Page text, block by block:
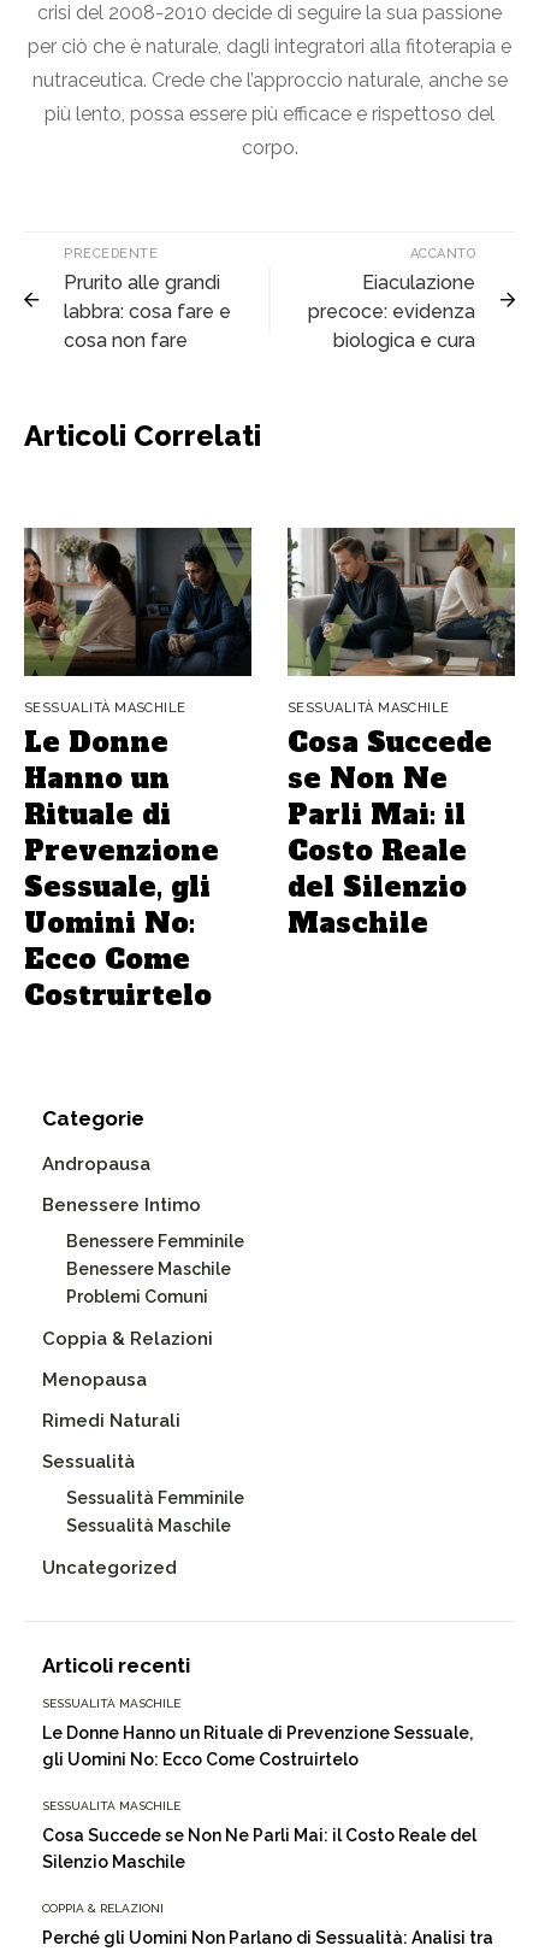
crisi del 2008-2010 decide di seguire la sua passione
per ciò che è naturale, dagli integratori alla fitoterapia e
nutraceutica. Crede che l’approccio naturale, anche se
più lento, possa essere più efficace e rispettoso del
corpo.
PRECEDENTE
Prurito alle grandi
labbra: cosa fare e
cosa non fare
ACCANTO
Eiaculazione
precoce: evidenza
biologica e cura
Articoli Correlati
SESSUALITÀ MASCHILE
Le Donne
Hanno un
Rituale di
Prevenzione
Sessuale, gli
Uomini No:
Ecco Come
Costruirtelo
SESSUALITÀ MASCHILE
Cosa Succede
se Non Ne
Parli Mai: il
Costo Reale
del Silenzio
Maschile
Categorie
Andropausa
Benessere Intimo
Benessere Femminile
Benessere Maschile
Problemi Comuni
Coppia & Relazioni
Menopausa
Rimedi Naturali
Sessualità
Sessualità Femminile
Sessualità Maschile
Uncategorized
Articoli recenti
SESSUALITÀ MASCHILE
Le Donne Hanno un Rituale di Prevenzione Sessuale,
gli Uomini No: Ecco Come Costruirtelo
SESSUALITÀ MASCHILE
Cosa Succede se Non Ne Parli Mai: il Costo Reale del
Silenzio Maschile
COPPIA & RELAZIONI
Perché gli Uomini Non Parlano di Sessualità: Analisi tra